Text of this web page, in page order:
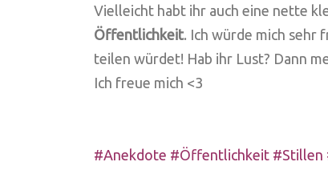
Vielleicht habt ihr auch eine nette
Öffentlichkeit. Ich würde mich sehr
teilen würdet! Hab ihr Lust? Dann
Ich freue mich <3
#Anekdote #Öffentlichkeit #Stillen